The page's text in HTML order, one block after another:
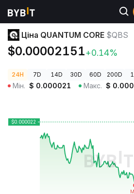
Ціни криптовалют Ціна QUANTUM
Ціна QUANTUM CORE $QBS
$0.00002151+0.14%
24H 7D 14D 30D 60D 200D
Мін. $ 0.000021 Макс. $